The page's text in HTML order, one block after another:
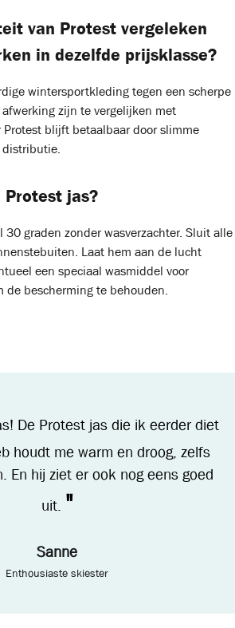
van Protest vergeleken
in dezelfde prijsklasse?
wintersportkleding tegen een scherpe
zijn te vergelijken met
blijft betaalbaar door slimme
jas?
30 graden zonder wasverzachter. Sluit alle
Laat hem aan de lucht
een speciaal wasmiddel voor
bescherming te behouden.
De Protest jas die ik eerder diet
houdt me warm en droog, zelfs
En hij ziet er ook nog eens goed
uit. "
Sanne
Enthousiaste skiester